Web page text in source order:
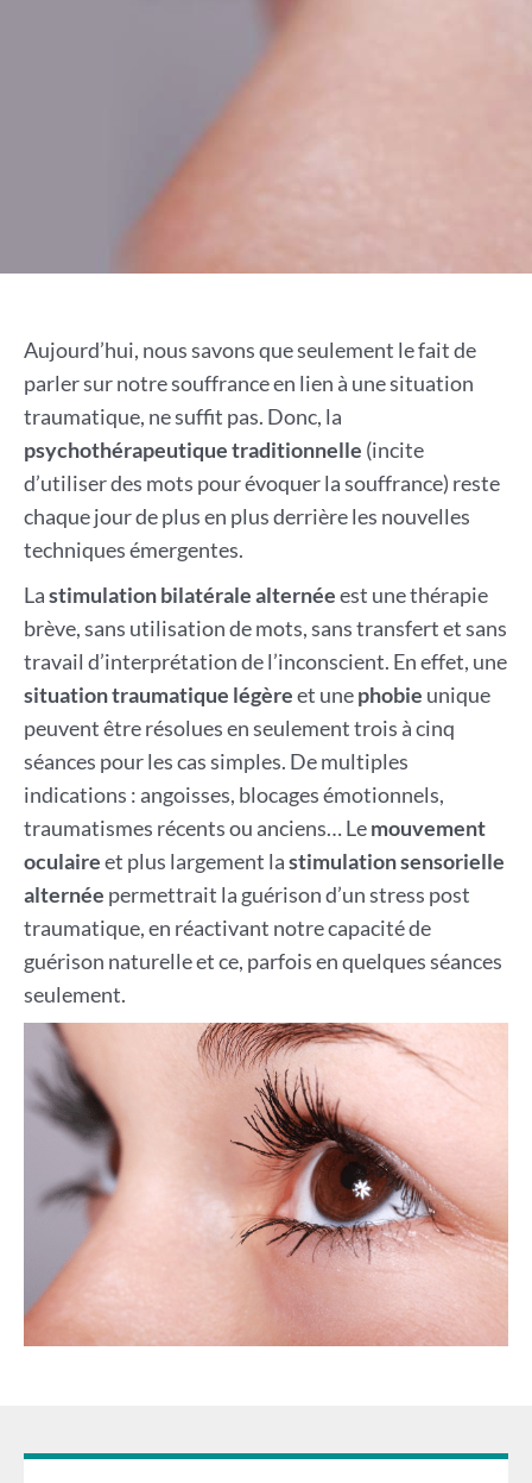
Aujourd’hui, nous savons que seulement le fait de
parler sur notre souffrance en lien à une situation
traumatique, ne suffit pas. Donc, la
psychothérapeutiquetraditionnelle (incite
d’utiliser des mots pour évoquer la souffrance) reste
chaque jour de plus en plus derrière les nouvelles
techniques émergentes.
Lastimulation bilatérale alternéeest une thérapie
brève, sans utilisation de mots, sans transfert et sans
travail d’interprétation de l’inconscient. En effet, une
situation traumatique légèreet unephobie unique
peuvent être résolues en seulement trois à cinq
séances pour les cas simples. De multiples
indications : angoisses, blocages émotionnels,
traumatismes récents ou anciens… Lemouvement
oculaireet plus largement lastimulation sensorielle
alternée permettrait la guérison d’un stress post
traumatique, en réactivant notre capacité de
guérison naturelle et ce, parfois en quelques séances
seulement.